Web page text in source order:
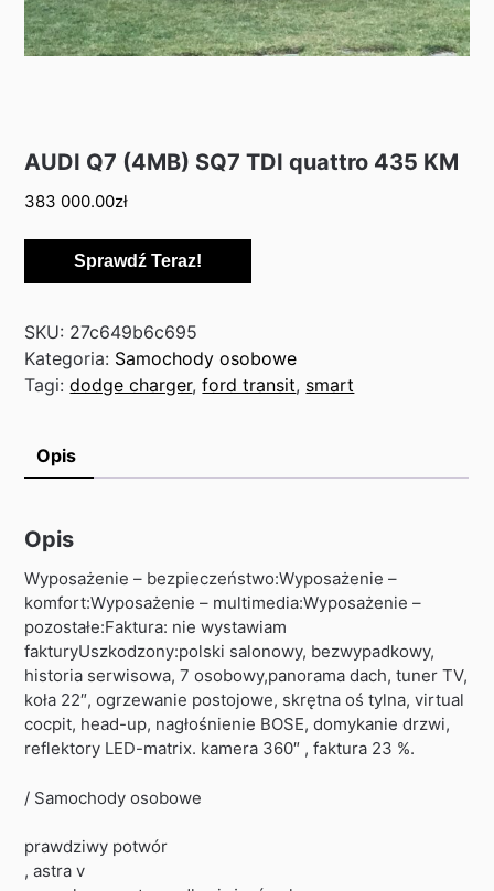
AUDI Q7 (4MB) SQ7 TDI quattro 435 KM
383 000.00zł
Sprawdź Teraz!
SKU: 27c649b6c695
Kategoria: Samochody osobowe
Tagi:dodge charger,ford transit, smart
Opis
Opis
Wyposażenie – bezpieczeństwo:Wyposażenie –
komfort:Wyposażenie – multimedia:Wyposażenie –
pozostałe:Faktura: nie wystawiam
fakturyUszkodzony:polski salonowy, bezwypadkowy,
historia serwisowa, 7 osobowy,panorama dach, tuner TV,
koła 22″, ogrzewanie postojowe, skrętna oś tylna, virtual
cocpit, head-up, nagłośnienie BOSE, domykanie drzwi,
reflektory LED-matrix. kamera 360″ , faktura 23 %.
/ Samochody osobowe
prawdziwy potwór
, astra v